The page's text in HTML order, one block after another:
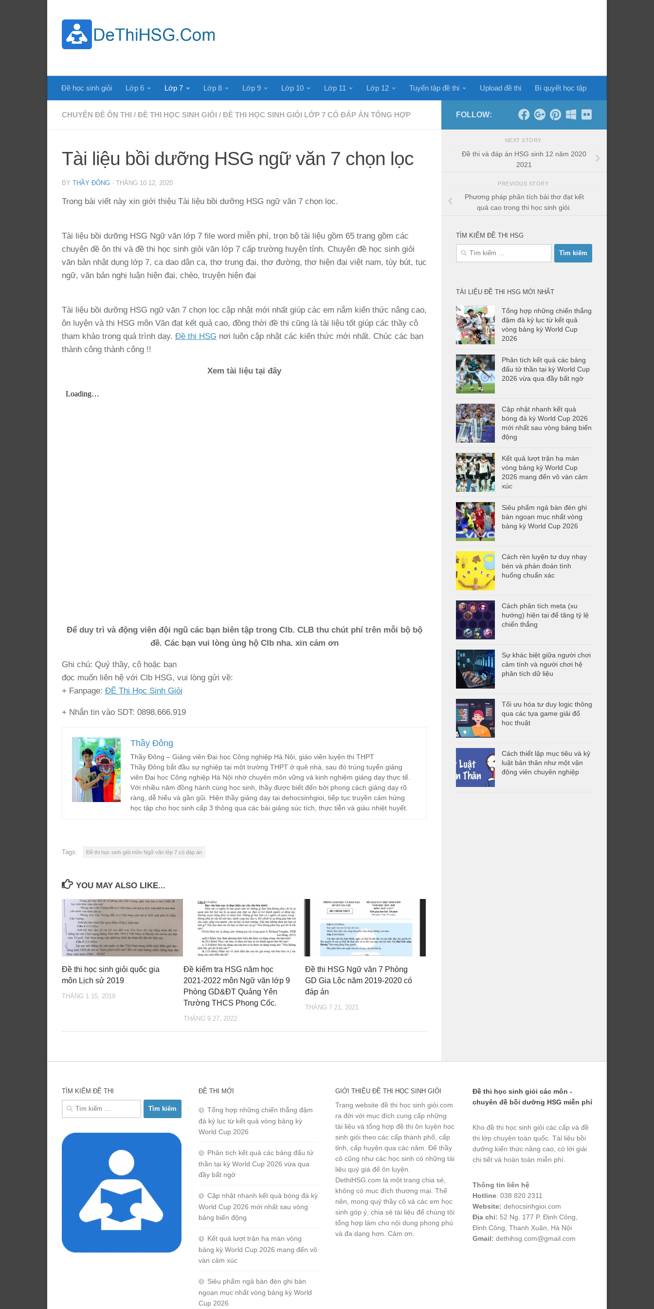
Đề học sinh giỏi Lớp 6 Lớp 7 Lớp 8 Lớp 9 Lớp 10 Lớp 11 Lớp 12 Tuyển tập đề thi Upload đề thi Bí quyết học tập
CHUYÊN ĐỀ ÔN THI / ĐỀ THI HỌC SINH GIỎI / ĐỀ THI HỌC SINH GIỎI LỚP 7 CÓ ĐÁP ÁN TỔNG HỢP
Tài liệu bồi dưỡng HSG ngữ văn 7 chọn lọc
BY THẦY ĐÔNG · THÁNG 10 12, 2020
Trong bài viết này xin giới thiệu Tài liệu bồi dưỡng HSG ngữ văn 7 chọn lọc.
Tài liệu bồi dưỡng HSG Ngữ văn lớp 7 file word miễn phí, trọn bộ tài liệu gồm 65 trang gồm các
chuyên đề ôn thi và đề thi học sinh giỏi văn lớp 7 cấp trường huyện tỉnh. Chuyên đề học sinh giỏi
văn bản nhật dụng lớp 7, ca dao dân ca, thơ trung đại, thơ đường, thơ hiện đại việt nam, tùy bút, tục
ngữ, văn bản nghị luận hiện đại, chèo, truyện hiện đại
Tài liệu bồi dưỡng HSG ngữ văn 7 chọn lọc cập nhật mới nhất giúp các em nắm kiến thức nâng cao,
ôn luyện và thi HSG môn Văn đạt kết quả cao, đồng thời đề thi cũng là tài liệu tốt giúp các thầy cô
tham khảo trong quá trình dạy. Đề thi HSG nơi luôn cập nhật các kiến thức mới nhất. Chúc các bạn
thành công thành công !!
Xem tài liệu tại đây
Để duy trì và động viên đội ngũ các bạn biên tập trong Clb. CLB thu chút phí trên mỗi bộ bộ
đề. Các bạn vui lòng ủng hộ Clb nha. xin cảm ơn
Ghi chú: Quý thầy, cô hoặc bạn
đọc muốn liên hệ với Clb HSG, vui lòng gửi về:
+ Fanpage: ĐỀ Thi Học Sinh Giỏi
+ Nhắn tin vào SDT: 0898.666.919
Thầy Đông
Thầy Đông – Giảng viên Đại học Công nghiệp Hà Nội, giáo viên luyện thi THPT
Thầy Đông bắt đầu sự nghiệp tại một trường THPT ở quê nhà, sau đó trúng tuyển giảng
viên Đại học Công nghiệp Hà Nội nhờ chuyên môn vững và kinh nghiệm giảng dạy thực tế.
Với nhiều năm đồng hành cùng học sinh, thầy được biết đến bởi phong cách giảng dạy rõ
ràng, dễ hiểu và gần gũi. Hiện thầy giảng dạy tại dehocsinhgioi, tiếp tục truyền cảm hứng
học tập cho học sinh cấp 3 thông qua các bài giảng súc tích, thực tiễn và giàu nhiệt huyết.
Tags: Đề thi học sinh giỏi môn Ngữ văn lớp 7 có đáp án
YOU MAY ALSO LIKE...
Đề thi học sinh giỏi quốc gia
môn Lịch sử 2019
THÁNG 1 15, 2019
Đề kiểm tra HSG năm học
2021-2022 môn Ngữ văn lớp 9
Phòng GD&ĐT Quảng Yên
Trường THCS Phong Cốc.
THÁNG 9 27, 2022
Đề thi HSG Ngữ văn 7 Phòng
GD Gia Lộc năm 2019-2020 có
đáp án
THÁNG 7 21, 2021
FOLLOW:
NEXT STORY
Đề thi và đáp án HSG sinh 12 năm 2020
2021
PREVIOUS STORY
Phương pháp phân tích bài thơ đạt kết
quả cao trong thi học sinh giỏi.
TÌM KIẾM ĐỀ THI HSG
Tìm
TÀI LIỆU ĐỀ THI HSG MỚI NHẤT
Tổng hợp những chiến thắng
đậm đà kỷ lục từ kết quả
vòng bảng kỳ World Cup
2026
Phân tích kết quả các bảng
đấu tử thần tại kỳ World Cup
2026 vừa qua đầy bất ngờ
Cập nhật nhanh kết quả
bóng đá kỳ World Cup 2026
mới nhất sau vòng bảng biến
động
Kết quả lượt trận hạ màn
vòng bảng kỳ World Cup
2026 mang đến vô vàn cảm
xúc
Siêu phẩm ngả bàn đèn ghi
bàn ngoạn mục nhất vòng
bảng kỳ World Cup 2026
Cách rèn luyện tư duy nhạy
bén và phán đoán tình
huống chuẩn xác
Cách phân tích meta (xu
hướng) hiện tại để tăng tỷ lệ
chiến thắng
Sự khác biệt giữa người chơi
cảm tính và người chơi hệ
phân tích dữ liệu
Tối ưu hóa tư duy logic thông
qua các tựa game giải đố
học thuật
Cách thiết lập mục tiêu và kỷ
luật bản thân như một vận
động viên chuyên nghiệp
TÌM KIẾM ĐỀ THI
Tìm
ĐỀ THI MỚI
Tổng hợp những chiến thắng đậm
đà kỷ lục từ kết quả vòng bảng kỳ
World Cup 2026
Phân tích kết quả các bảng đấu tử
thần tại kỳ World Cup 2026 vừa qua
đầy bất ngờ
Cập nhật nhanh kết quả bóng đá kỳ
World Cup 2026 mới nhất sau vòng
bảng biến động
Kết quả lượt trận hạ màn vòng
bảng kỳ World Cup 2026 mang đến vô
vàn cảm xúc
Siêu phẩm ngả bàn đèn ghi bàn
ngoạn mục nhất vòng bảng kỳ World
Cup 2026
GIỚI THIỆU ĐỀ THI HỌC SINH GIỎI
Trang website đề thi học sinh giỏi.com
ra đời với mục đích cung cấp những
tài liệu và tổng hợp đề thi ôn luyện học
sinh giỏi theo các cấp thành phố, cấp
tỉnh, cấp huyện qua các năm. Để thầy
cô cũng như các học sinh có những tài
liệu quý giá để ôn luyện.
DethiHSG.com là một trang chia sẻ,
không có mục đích thương mại. Thế
nên, mong quý thầy cô và các em học
sinh góp ý, chia sẻ tài liệu để chúng tôi
tổng hợp làm cho nội dung phong phú
và đa dạng hơn. Cảm ơn.
Đề thi học sinh giỏi các môn -
chuyên đề bồi dưỡng HSG miễn phí
Kho đề thi học sinh giỏi các cấp và đề
thi lớp chuyên toàn quốc. Tài liệu bồi
dưỡng kiến thức nâng cao, có lời giải
chi tiết và hoàn toàn miễn phí.
Thông tin liên hệ
Hotline: 038 820 2311
Website: dehocsinhgioi.com
Địa chỉ: 52 Ng. 177 P. Định Công,
Định Công, Thanh Xuân, Hà Nội
Gmail: dethihsg.com@gmail.com